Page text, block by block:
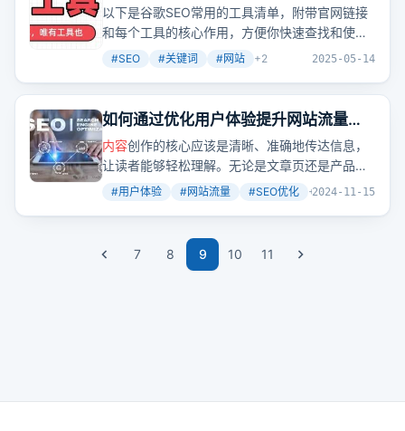
个免费工具，小白必看！
以下是谷歌SEO常用的工具清单，附带官网链接
和每个工具的核心作用，方便你快速查找和使
用，建议收藏，以免以后想找，找不到！
#SEO #关键词 #网站 +2 2025-05-14
如何通过优化用户体验提升网站流量和
询盘？
内容创作的核心应该是清晰、准确地传达信息，
让读者能够轻松理解。无论是文章页还是产品
页，我们的目标都是让用户明白我们提供的价
#用户体验 #网站流量 #SEO优化 +2
2024-11-15
7 8 9 10 11